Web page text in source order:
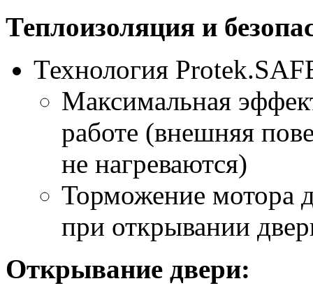
Теплоизоляция и
Технология
Максимальная
работе (внешняя
не нагреваются)
Торможение мотора
при открывании
Открывание двери: